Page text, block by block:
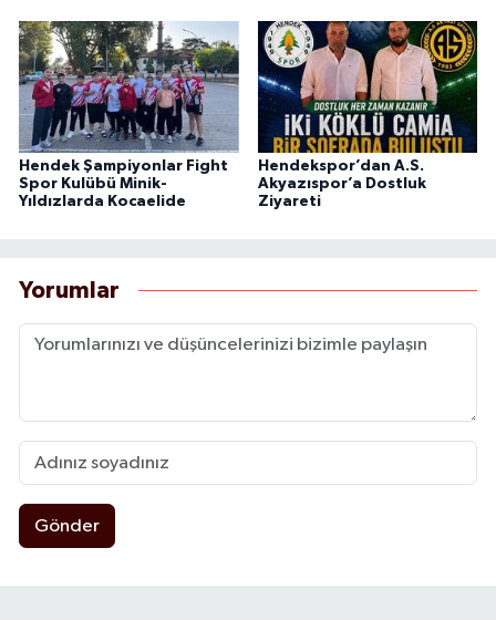
Hendek Şampiyonlar Fight
Spor Kulübü Minik-
Yıldızlarda Kocaelide
Hendekspor’dan A.S.
Akyazıspor’a Dostluk
Ziyareti
Yorumlar
Gönder